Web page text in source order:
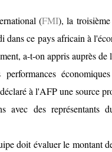
(FMI), la
dans ce pays africain à
a-t-on appris auprès de
à l'AFP une source
avec des représentants
doit évaluer le montant